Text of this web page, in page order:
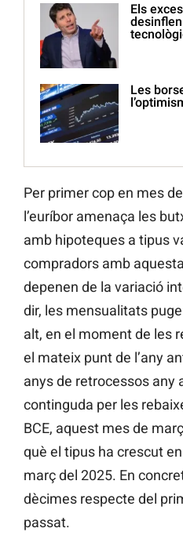
Els
Les
Per primer cop en mes
l’euríbor amenaça les
amb hipoteques a tipus
compradors amb
depenen de la variació
dir, les mensualitats
alt, en el moment de les
el mateix punt de l’any
anys de retrocessos any
continguda per les
BCE, aquest mes de
què el tipus ha crescut
març del 2025. En
dècimes respecte del
passat.